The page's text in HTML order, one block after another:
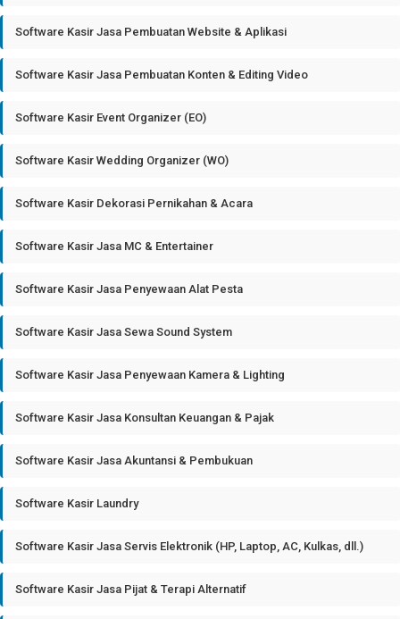
Software Kasir Jasa Pembuatan Website & Aplikasi
Software Kasir Jasa Pembuatan Konten & Editing Video
Software Kasir Event Organizer (EO)
Software Kasir Wedding Organizer (WO)
Software Kasir Dekorasi Pernikahan & Acara
Software Kasir Jasa MC & Entertainer
Software Kasir Jasa Penyewaan Alat Pesta
Software Kasir Jasa Sewa Sound System
Software Kasir Jasa Penyewaan Kamera & Lighting
Software Kasir Jasa Konsultan Keuangan & Pajak
Software Kasir Jasa Akuntansi & Pembukuan
Software Kasir Laundry
Software Kasir Jasa Servis Elektronik (HP, Laptop, AC, Kulkas, dll.)
Software Kasir Jasa Pijat & Terapi Alternatif